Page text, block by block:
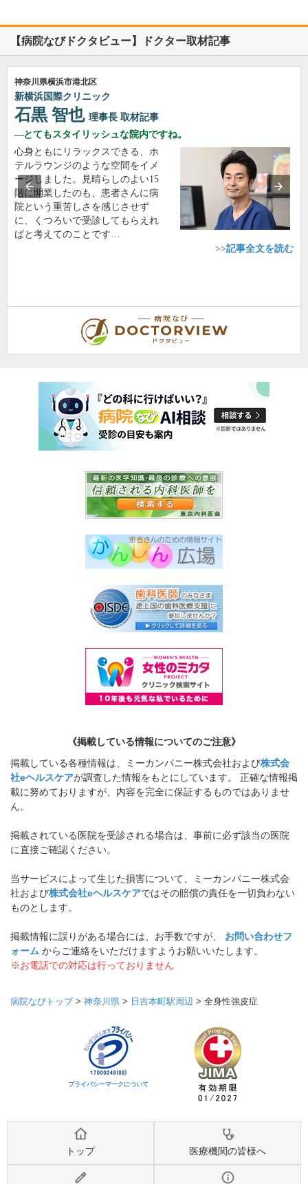
【病院なびドクタビュー】ドクター取材記事
神奈川県横浜市港北区
新横浜国際クリニック
石黒 智也 理事長 取材記事
とてもスタイリッシュな院内ですね。
心身ともにリラックスできる、ホ
テルラウンジのような空間をイメ
ージしました。見晴らしのよい15
階に開業したのも、患者さんに病
院という重苦しさを感じさせず
に、くつろいで受診してもらえれ
ばと考えてのことです…
>>記事全文を読む
《掲載している情報についてのご注意》
掲載している各種情報は、ミーカンパニー株式会社および株式会
社eヘルスケアが調査した情報をもとにしています。 正確な情報掲
載に努めておりますが、内容を完全に保証するものではありませ
ん。
掲載されている医院を受診される場合は、事前に必ず該当の医院
に直接ご確認ください。
当サービスによって生じた損害について、ミーカンパニー株式会
社および株式会社eヘルスケアではその賠償の責任を一切負わない
ものとします。
掲載情報に誤りがある場合には、お手数ですが、 お問い合わせフ
ォーム からご連絡をいただけますようお願いいたします。
※お電話での対応は行っておりません
病院なびトップ> 神奈川県 > 日吉本町駅周辺 > 全身性強皮症
プライバシーマークについて
トップ 医療機関の皆様へ